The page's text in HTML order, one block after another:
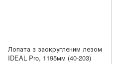
Лопата з заокругленим лезом
IDEAL Pro, 1195мм (40-203)